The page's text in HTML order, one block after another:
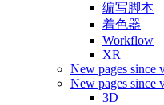
编写脚本
着色器
Workflow
XR
New pages since
New pages since
3D